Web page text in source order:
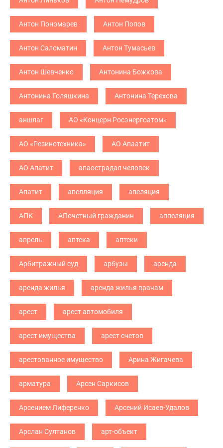
Антон Пономарев Антон Попов
Антон Саломатин Антон Тумасьев
Антон Шевченко Антонина Божкова
Антонина Голяшкина Антонина Терехова
аншлаг АО «Концерн Росэнергоатом»
АО «Резинотехника» АО Апаатит
АО Апатит апаострадал человек
Апатит апелляция апеляция
АПК АПочетный гражданин аппеляция
апрель аптека аптеки
Арбитражный суд арбузы аренда
аренда жилья аренда жилья врачам
арест арест автомобиля
арест имущества арест счетов
арестованное имущество Арина Жигачева
арматура Арсен Саркисов
Арсением Лиференко Арсений Исаев-Удалов
Арслан Султанов арт-объект